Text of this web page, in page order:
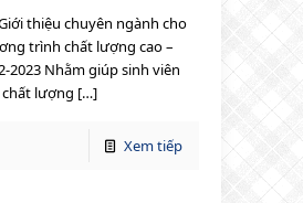
thiệu chuyên ngành cho
trình chất lượng cao –
2023 Nhằm giúp sinh viên
lượng […]
Xem tiếp